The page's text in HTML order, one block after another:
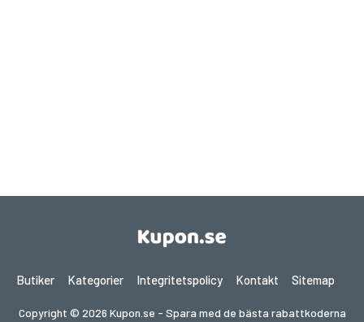
Butiker Kategorier Integritetspolicy Kontakt Sitemap
Copyright © 2026 Kupon.se - Spara med de bästa rabattkoderna